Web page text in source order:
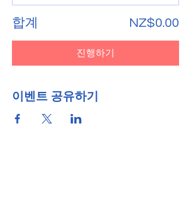
합계 NZ$0.00
진행하기
이벤트 공유하기